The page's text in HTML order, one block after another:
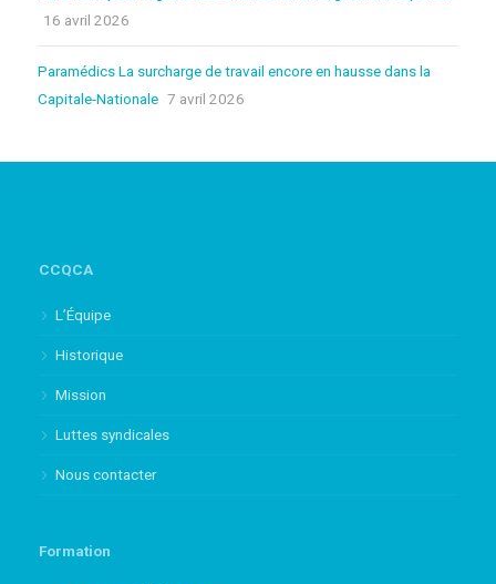
16 avril 2026
Paramédics La surcharge de travail encore en hausse dans la
Capitale-Nationale 7 avril 2026
CCQCA
L’Équipe
Historique
Mission
Luttes syndicales
Nous contacter
Formation